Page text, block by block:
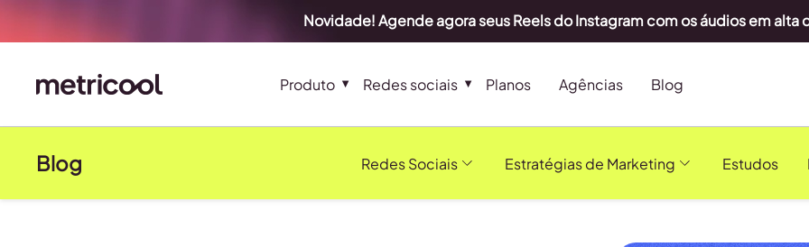
Novidade! Agende agora seus Reels do Instagram com os áudios em
Produto Redes sociais Planos Agências Blog
Blog Redes Sociais Estratégias de Marketing Estudos